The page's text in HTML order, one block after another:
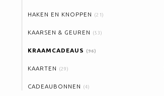
HAKEN EN KNOPPEN (21)
KAARSEN & GEUREN (53)
KRAAMCADEAUS (96)
KAARTEN (29)
CADEAUBONNEN (4)